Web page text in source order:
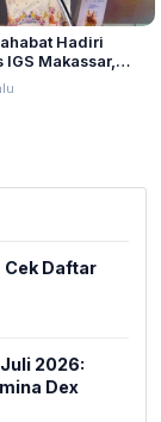
Hadiri
IGS Makassar,
Investasi
Cek Daftar
2026:
Dex